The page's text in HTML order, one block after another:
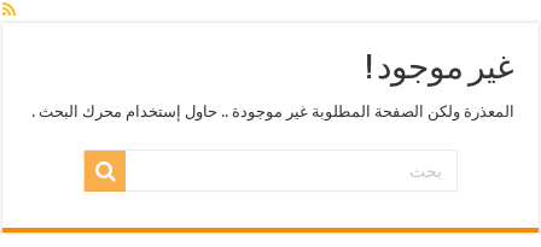
غير موجود !
المعذرة ولكن الصفحة المطلوبة غير موجودة .. حاول إستخدام محرك البحث .